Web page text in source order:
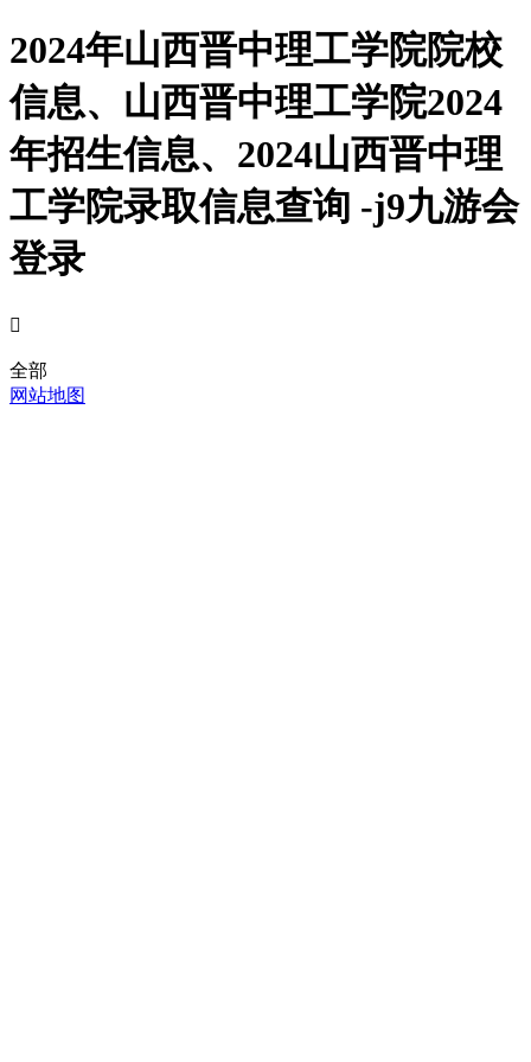
2024年山西晋中理工学院院校
信息、山西晋中理工学院2024
年招生信息、2024山西晋中理
工学院录取信息查询 -j9九游会
登录

全部
网站地图